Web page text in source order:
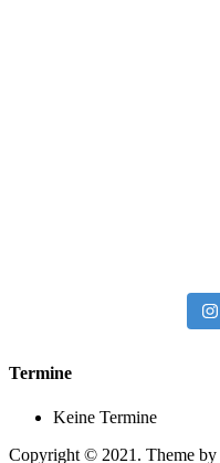
Termine
Keine Termine
Copyright © 2021. Theme by